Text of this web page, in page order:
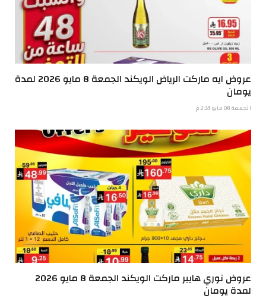
عروض ايه ماركت الرياض الويكند الجمعة 8 مايو 2026 لمدة
يومان
الجمعة 08 مايو 2:34 م
عروض نوري هايبر ماركت الويكند الجمعة 8 مايو 2026
لمدة يومان